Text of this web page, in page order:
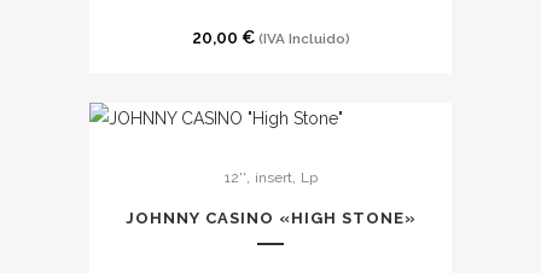
20,00 € (IVA Incluido)
12'' insert, Lp
JOHNNY CASINO «HIGH STONE»